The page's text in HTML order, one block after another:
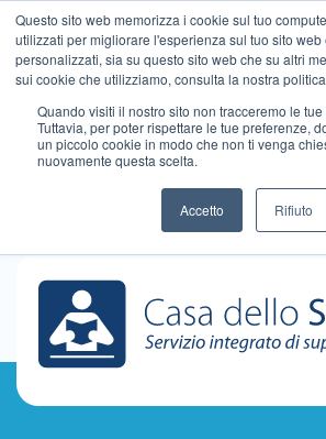
Questo sito web memorizza i cookie sul tuo
utilizzati per migliorare l'esperienza sul tuo sito web
personalizzati, sia su questo sito web che su altri
sui cookie che utilizziamo, consulta la nostra
Quando visiti il ​​nostro sito non tracceremo le
Tuttavia, per poter rispettare le tue preferenze,
un piccolo cookie in modo che non ti venga
nuovamente questa scelta.
Accetto Rifiuto